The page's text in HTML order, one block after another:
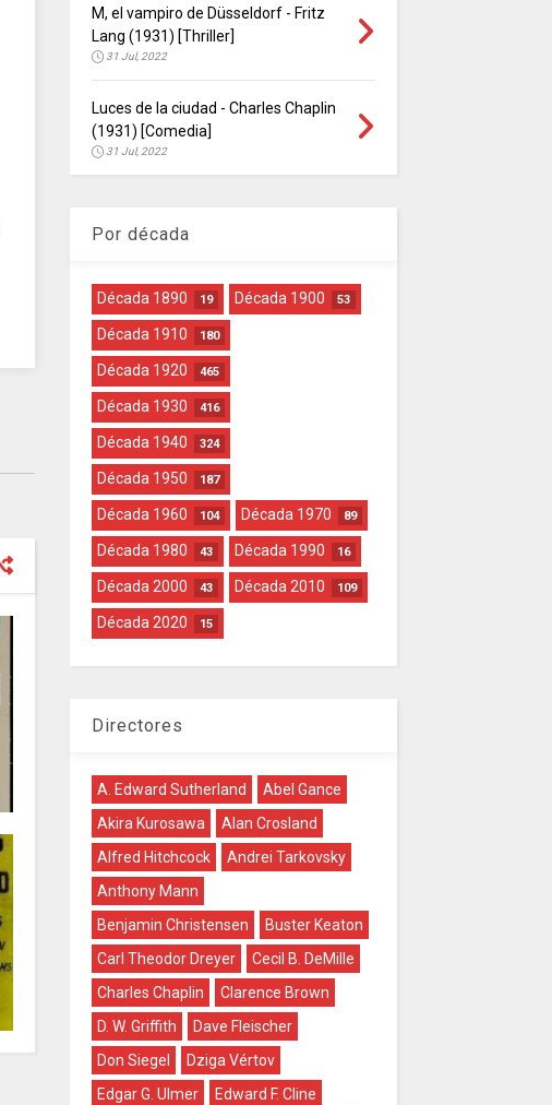
M, el vampiro de Düsseldorf - Fritz
Lang (1931) [Thriller]
31 Jul, 2022
Luces de la ciudad - Charles Chaplin
(1931) [Comedia]
31 Jul, 2022
Por década
Década 1890 19 Década 1900 53
Década 1910 180
Década 1920 465
Década 1930 416
Década 1940 324
Década 1950 187
Década 1960 104 Década 1970 89
Década 1980 43 Década 1990 16
Década 2000 43 Década 2010 109
Década 2020 15
Directores
A. Edward Sutherland
Abel Gance
Akira Kurosawa
Alan Crosland
Alfred Hitchcock
Andrei Tarkovsky
Anthony Mann
Benjamin Christensen
Buster Keaton
Carl Theodor Dreyer
Cecil B. DeMille
Charles Chaplin
Clarence Brown
D. W. Griffith
Dave Fleischer
Don Siegel
Dziga Vértov
Edgar G. Ulmer
Edward F. Cline